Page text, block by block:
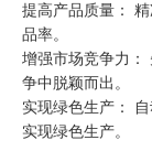
提高产品质量：
品率。
增强市场竞争力：
争中脱颖而出。
实现绿色生产：
实现绿色生产。